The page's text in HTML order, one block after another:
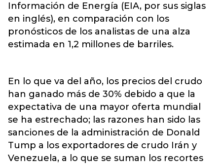
Información de Energía (EIA, por sus siglas
en inglés), en comparación con los
pronósticos de los analistas de una alza
estimada en 1,2 millones de barriles.
En lo que va del año, los precios del crudo
han ganado más de 30% debido a que la
expectativa de una mayor oferta mundial
se ha estrechado; las razones han sido las
sanciones de la administración de Donald
Tump a los exportadores de crudo Irán y
Venezuela, a lo que se suman los recortes